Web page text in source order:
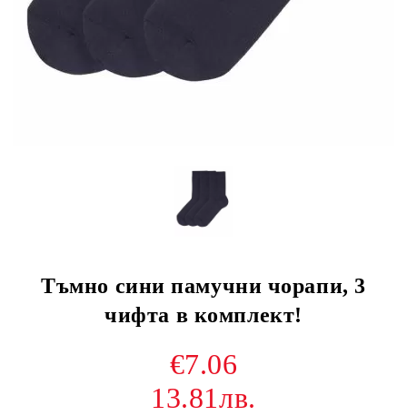
Тъмно сини памучни чорапи, 3
чифта в комплект!
€7.06
13.81лв.